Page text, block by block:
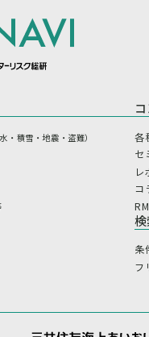
・積雪・地震・盗難）
各
セ
レ
コ
条
フ